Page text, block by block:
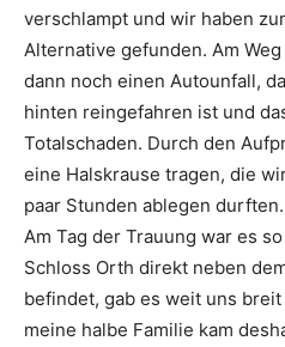
verschlampt und wir haben
Alternative gefunden. Am
dann noch einen Autounfall,
hinten reingefahren ist und
Totalschaden. Durch den
eine Halskrause tragen, die
paar Stunden ablegen durften.
Am Tag der Trauung war es
Schloss Orth direkt neben
befindet, gab es weit uns
meine halbe Familie kam